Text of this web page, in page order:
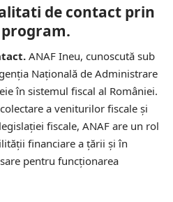
de contact prin
ANAF Ineu, cunoscută sub
Națională de Administrare
în sistemul fiscal al României.
a veniturilor fiscale și
fiscale, ANAF are un rol
financiare a țării și în
pentru funcționarea